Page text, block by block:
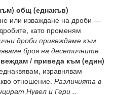
общ (еднакъв)
или изваждане на дроби —
като променям
дроби привеждаме към
броя на десетичните
/ приведа към (един)
изравнявам
отношение. Различията в
Нувел и Гери ..